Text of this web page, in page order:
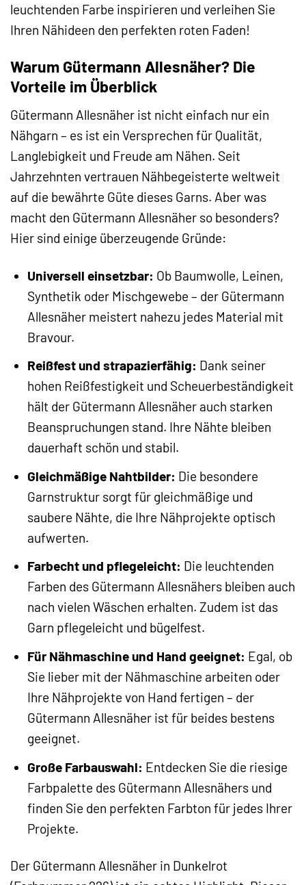
leuchtenden Farbe inspirieren und verleihen Sie
Ihren Nähideen den perfekten roten Faden!
Warum Gütermann Allesnäher? Die
Vorteile im Überblick
Gütermann Allesnäher ist nicht einfach nur ein
Nähgarn – es ist ein Versprechen für Qualität,
Langlebigkeit und Freude am Nähen. Seit
Jahrzehnten vertrauen Nähbegeisterte weltweit
auf die bewährte Güte dieses Garns. Aber was
macht den Gütermann Allesnäher so besonders?
Hier sind einige überzeugende Gründe:
Universell einsetzbar: Ob Baumwolle, Leinen,
Synthetik oder Mischgewebe – der Gütermann
Allesnäher meistert nahezu jedes Material mit
Bravour.
Reißfest und strapazierfähig: Dank seiner
hohen Reißfestigkeit und Scheuerbeständigkeit
hält der Gütermann Allesnäher auch starken
Beanspruchungen stand. Ihre Nähte bleiben
dauerhaft schön und stabil.
Gleichmäßige Nahtbilder: Die besondere
Garnstruktur sorgt für gleichmäßige und
saubere Nähte, die Ihre Nähprojekte optisch
aufwerten.
Farbecht und pflegeleicht: Die leuchtenden
Farben des Gütermann Allesnähers bleiben auch
nach vielen Wäschen erhalten. Zudem ist das
Garn pflegeleicht und bügelfest.
Für Nähmaschine und Hand geeignet: Egal, ob
Sie lieber mit der Nähmaschine arbeiten oder
Ihre Nähprojekte von Hand fertigen – der
Gütermann Allesnäher ist für beides bestens
geeignet.
Große Farbauswahl: Entdecken Sie die riesige
Farbpalette des Gütermann Allesnähers und
finden Sie den perfekten Farbton für jedes Ihrer
Projekte.
Der Gütermann Allesnäher in Dunkelrot